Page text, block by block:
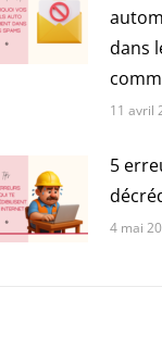
dans
11 avril
5
4 mai